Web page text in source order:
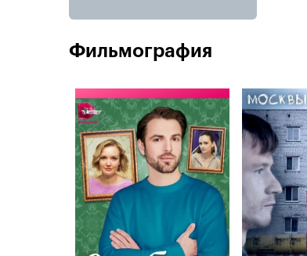
Фильмография